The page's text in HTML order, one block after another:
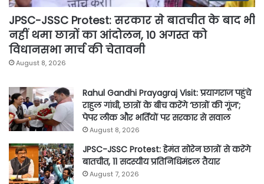
JPSC-JSSC Protest: सरकार से बातचीत के बाद भी
नहीं थमा छात्रों का आंदोलन, 10 अगस्त को
विधानसभा मार्च की चेतावनी
August 8, 2026
Rahul Gandhi Prayagraj Visit: प्रयागराज पहुंचे
राहुल गांधी, छात्रों के बीच करेंगे ‘छात्रों की गूंज’;
पेपर लीक और भर्तियों पर सरकार से सवाल
August 8, 2026
JPSC-JSSC Protest: हेमंत सोरेन छात्रों से करेंगे
बातचीत, 11 सदस्यीय प्रतिनिधिमंडल तैयार
August 7, 2026